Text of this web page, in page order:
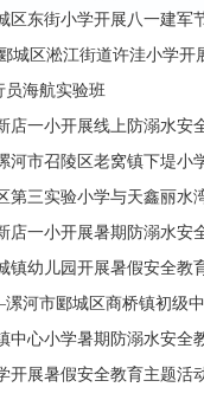
东街小学开展八一建军
区淞江街道许洼小学开
员海航实验班
一小开展线上防溺水安
市召陵区老窝镇下堤小
三实验小学与天鑫丽水
一小开展暑期防溺水安
幼儿园开展暑假安全教
河市郾城区商桥镇初级
心小学暑期防溺水安全
展暑假安全教育主题活